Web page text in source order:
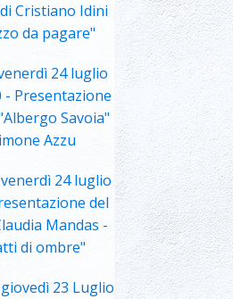
Cristiano Idini
da pagare"
24 luglio
- Presentazione
Savoia"
Azzu
24 luglio
del
Mandas -
di ombre"
23 Luglio